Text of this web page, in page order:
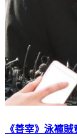
《善宰》泳褲